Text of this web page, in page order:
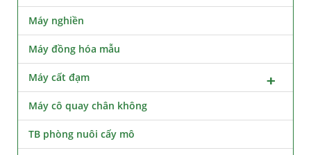
Máy nghiền
Máy đồng hóa mẫu
Máy cất đạm
Máy cô quay chân không
TB phòng nuôi cấy mô